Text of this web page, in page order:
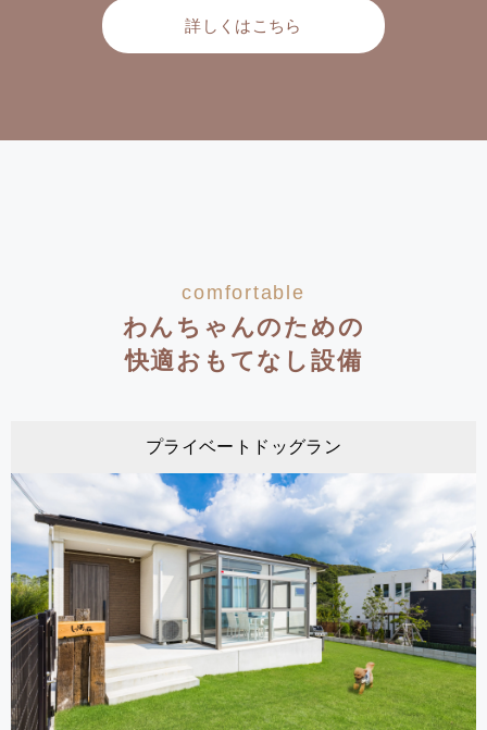
詳しくはこちら
comfortable
わんちゃんのための
快適おもてなし設備
プライベートドッグラン